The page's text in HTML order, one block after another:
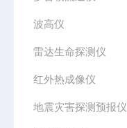
波高仪
雷达生命探测仪
红外热成像仪
地震灾害探测预报仪